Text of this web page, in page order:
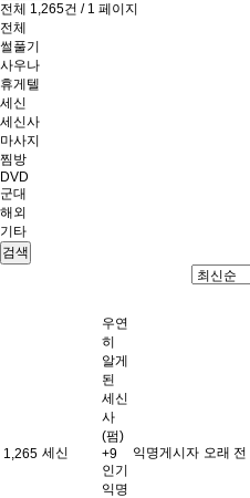
전체 1,265건 / 1 페이지
전체
썰풀기
사우나
휴게텔
세신
세신사
마사지
찜방
DVD
군대
해외
기타
검색
1,265 세신
우연
히
알게
된
세신
사
(펌)
+9
인기
익명
익명게시자 오래 전